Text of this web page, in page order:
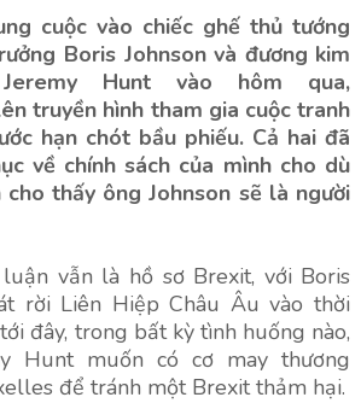
cuộc vào chiếc ghế thủ tướng
Boris Johnson và đương kim
Hunt vào hôm qua,
truyền hình tham gia cuộc tranh
hạn chót bầu phiếu. Cả hai đã
về chính sách của mình cho dù
thấy ông Johnson sẽ là người
vẫn là hồ sơ Brexit, với Boris
rời Liên Hiệp Châu Âu vào thời
đây, trong bất kỳ tình huống nào,
Hunt muốn có cơ may thương
để tránh một Brexit thảm hại.